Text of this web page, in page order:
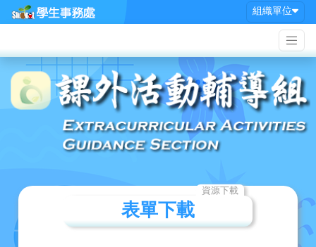
組織單位
資源下載
表單下載